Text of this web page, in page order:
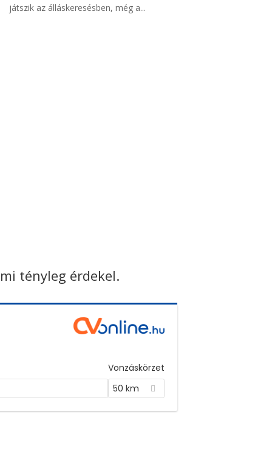
játszik az álláskeresésben, még a...
tényleg érdekel.